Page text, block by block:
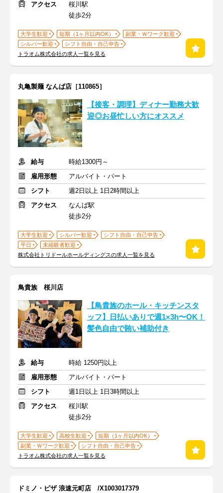
アクセス
桜川駅
徒歩2分
大学生歓迎 短期（1ヶ月以内OK）
副業・Ｗワーク歓迎
シルバー歓迎
シフト自由・自己申告
トラオム株式会社の求人一覧を見る
丸亀製麺 なんば店［110865］
【接客・調理】ディナー勤務大歓
迎◎お昼忙しい方にオススメ
給与
時給1300円～
雇用形態
アルバイト・パート
シフト
週2日以上 1日2時間以上
アクセス
なんば駅
徒歩2分
大学生歓迎 シルバー歓迎
シフト自由・自己申告
平日
未経験者歓迎
株式会社トリドールホールディングスの求人一覧を見る
鳥貴族 桜川店
【鳥貴族のホール・キッチンスタ
ッフ】日払いありで週1×3h〜OK！
髪色自由で賄い補助付き
給与
時給 1250円以上
雇用形態
アルバイト・パート
シフト
週1日以上 1日3時間以上
アクセス
桜川駅
徒歩2分
大学生歓迎 高校生歓迎
短期（1ヶ月以内OK）
副業・Ｗワーク歓迎
シフト自由・自己申告
トラオム株式会社の求人一覧を見る
ドミノ・ピザ 浪速元町店 /X1003017379